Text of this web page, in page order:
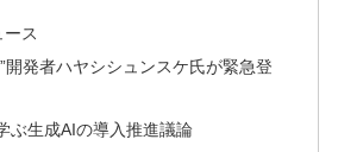
ス
開発者ハヤシシュンスケ氏が緊急登
ぶ生成AIの導入推進議論